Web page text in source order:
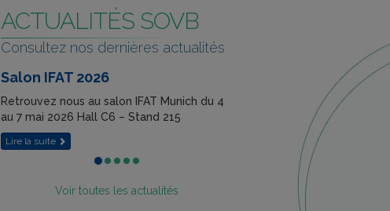
ACTUALITÉS SOVB
Consultez nos dernières actualités
Salon IFAT 2026
Retrouvez nous au salon IFAT Munich du 4
au 7 mai 2026 Hall C6 – Stand 215
Lire la suite
Voir toutes les actualités